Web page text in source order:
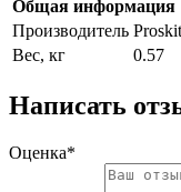
Общая информация
Производитель Proskit
Вес, кг
0.57
Написать
Оценка*